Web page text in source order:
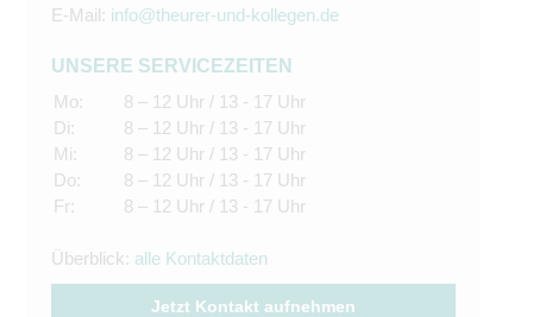
E-Mail: info@theurer-und-kollegen.de
UNSERE SERVICEZEITEN
Mo:
Di:
Mi:
Do:
Fr:
8 – 12 Uhr / 13 - 17 Uhr
8 – 12 Uhr / 13 - 17 Uhr
8 – 12 Uhr / 13 - 17 Uhr
8 – 12 Uhr / 13 - 17 Uhr
8 – 12 Uhr / 13 - 17 Uhr
Überblick: alle Kontaktdaten
Jetzt Kontakt aufnehmen